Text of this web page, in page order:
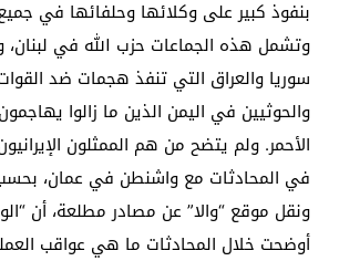
بنفوذ كبير على وكلائها وحلفائها في
وتشمل هذه الجماعات حزب الله في لبنان،
سوريا والعراق التي تنفذ هجمات ضد القوات
والحوثيين في اليمن الذين ما زالوا
الأحمر. ولم يتضح من هم الممثلون
في المحادثات مع واشنطن في عمان،
ونقل موقع “والا” عن مصادر مطلعة، أن
أوضحت خلال المحادثات ما هي عواقب